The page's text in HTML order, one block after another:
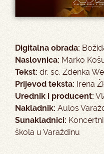
Digitalna obrada:
Naslovnica: Marko
Tekst: dr. sc. Zdenka
Prijevod teksta: Irena
Urednik i producent:
Nakladnik: Aulos
Sunakladnici:
škola u Varaždinu